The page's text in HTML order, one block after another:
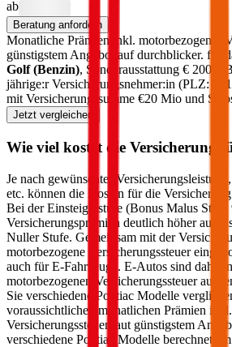
ab
Beratung anfordern
Monatliche Prämien inkl. motorbezogener
günstigstem Angebot auf durchblicker. für
Golf(Benzin), Sonderausstattung € 2000 ,
jährige:r Versicherungsnehmer:in (PLZ:
mit Versicherungssumme €20 Mio und
Jetzt vergleichen
Wie viel kostet die Versicherung
Je nach gewünschter
etc. können die Kosten für die Versicherung
Bei der Einsteigerstufe (Bonus Malus
Versicherungsprämien deutlich höher aus
Nuller Stufe. Gemeinsam mit der
motorbezogene Versicherungssteuer
auch für E-Fahrzeuge. E-Autos sind daher
motorbezogenen Versicherungssteuer
Sie verschiedene
Pontiac Modelle
voraussichtlichen monatlichen Prämien
Versicherungssteuer laut günstigstem
verschiedene Pontiac Modelle berechnet am